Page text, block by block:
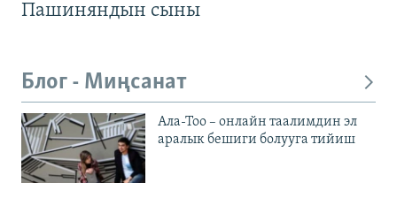
Пашиняндын сыны
Блог - Миңсанат
Ала-Тоо – онлайн таалимдин эл
аралык бешиги болууга тийиш